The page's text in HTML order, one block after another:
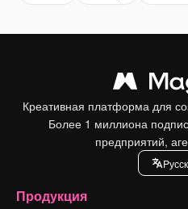
Креативная платформа для
Более 1 миллиона
предприятий,
Продукция